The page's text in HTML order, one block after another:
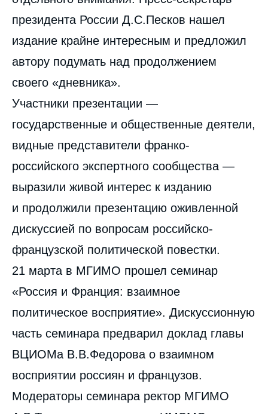
президента России Д.С.Песков нашел
издание крайне интересным и предложил
автору подумать над продолжением
своего «дневника».
Участники презентации —
государственные и общественные деятели,
видные представители франко-
российского экспертного сообщества —
выразили живой интерес к изданию
и продолжили презентацию оживленной
дискуссией по вопросам российско-
французской политической повестки.
21 марта в МГИМО прошел семинар
«Россия и Франция: взаимное
политическое восприятие». Дискуссионную
часть семинара предварил доклад главы
ВЦИОМа В.В.Федорова о взаимном
восприятии россиян и французов.
Модераторы семинара ректор МГИМО